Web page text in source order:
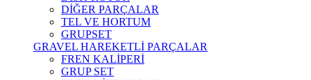
DİĞER PARÇALAR
TEL VE HORTUM
GRUPSET
GRAVEL HAREKETLİ PARÇALAR
FREN KALİPERİ
GRUP SET